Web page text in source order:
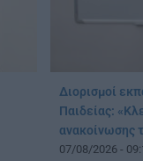
Διορισμοί
Παιδείας:
ανακοίνωσης
07/08/2026 -